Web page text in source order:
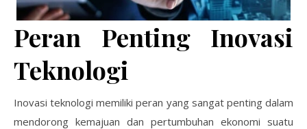
Peran Penting Inovasi
Teknologi
Inovasi teknologi memiliki peran yang sangat penting dalam
mendorong kemajuan dan pertumbuhan ekonomi suatu